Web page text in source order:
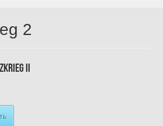
2
II